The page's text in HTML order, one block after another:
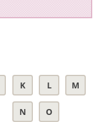
K L M
N O